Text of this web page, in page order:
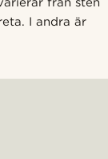
I andra är